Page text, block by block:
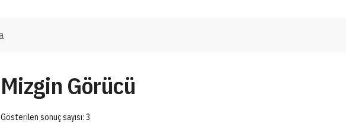
Mizgin Görücü
Gösterilen sonuç sayısı: 3